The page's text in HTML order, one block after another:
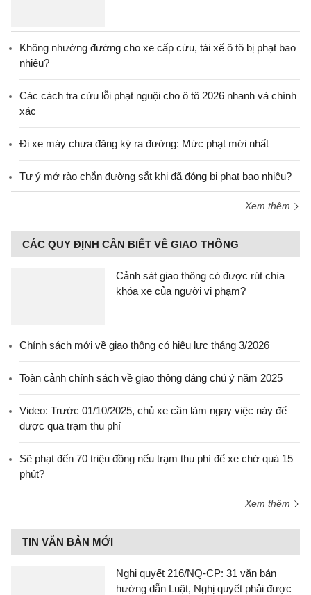
Không nhường đường cho xe cấp cứu, tài xế ô tô bị phạt bao
nhiêu?
Các cách tra cứu lỗi phạt nguội cho ô tô 2026 nhanh và chính
xác
Đi xe máy chưa đăng ký ra đường: Mức phạt mới nhất
Tự ý mở rào chắn đường sắt khi đã đóng bị phạt bao nhiêu?
Xem thêm
CÁC QUY ĐỊNH CẦN BIẾT VỀ GIAO THÔNG
Cảnh sát giao thông có được rút chìa
khóa xe của người vi phạm?
Chính sách mới về giao thông có hiệu lực tháng 3/2026
Toàn cảnh chính sách về giao thông đáng chú ý năm 2025
Video: Trước 01/10/2025, chủ xe cần làm ngay việc này để
được qua trạm thu phí
Sẽ phạt đến 70 triệu đồng nếu trạm thu phí để xe chờ quá 15
phút?
Xem thêm
TIN VĂN BẢN MỚI
Nghị quyết 216/NQ-CP: 31 văn bản
hướng dẫn Luật, Nghị quyết phải được